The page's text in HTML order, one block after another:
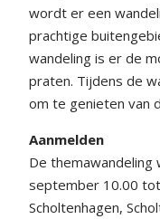
wordt er een
prachtige
wandeling is er de
praten. Tijdens de
om te genieten van
Aanmelden
De
september 10.00
Scholtenhagen,